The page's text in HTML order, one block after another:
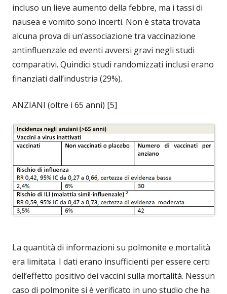
incluso un lieve aumento della febbre, ma i tassi di
nausea e vomito sono incerti. Non è stata trovata
alcuna prova di un’associazione tra vaccinazione
antinfluenzale ed eventi avversi gravi negli studi
comparativi. Quindici studi randomizzati inclusi erano
finanziati dall’industria (29%).
ANZIANI (oltre i 65 anni) [5]
La quantità di informazioni su polmonite e mortalità
era limitata. I dati erano insufficienti per essere certi
dell’effetto positivo dei vaccini sulla mortalità. Nessun
caso di polmonite si è verificato in uno studio che ha